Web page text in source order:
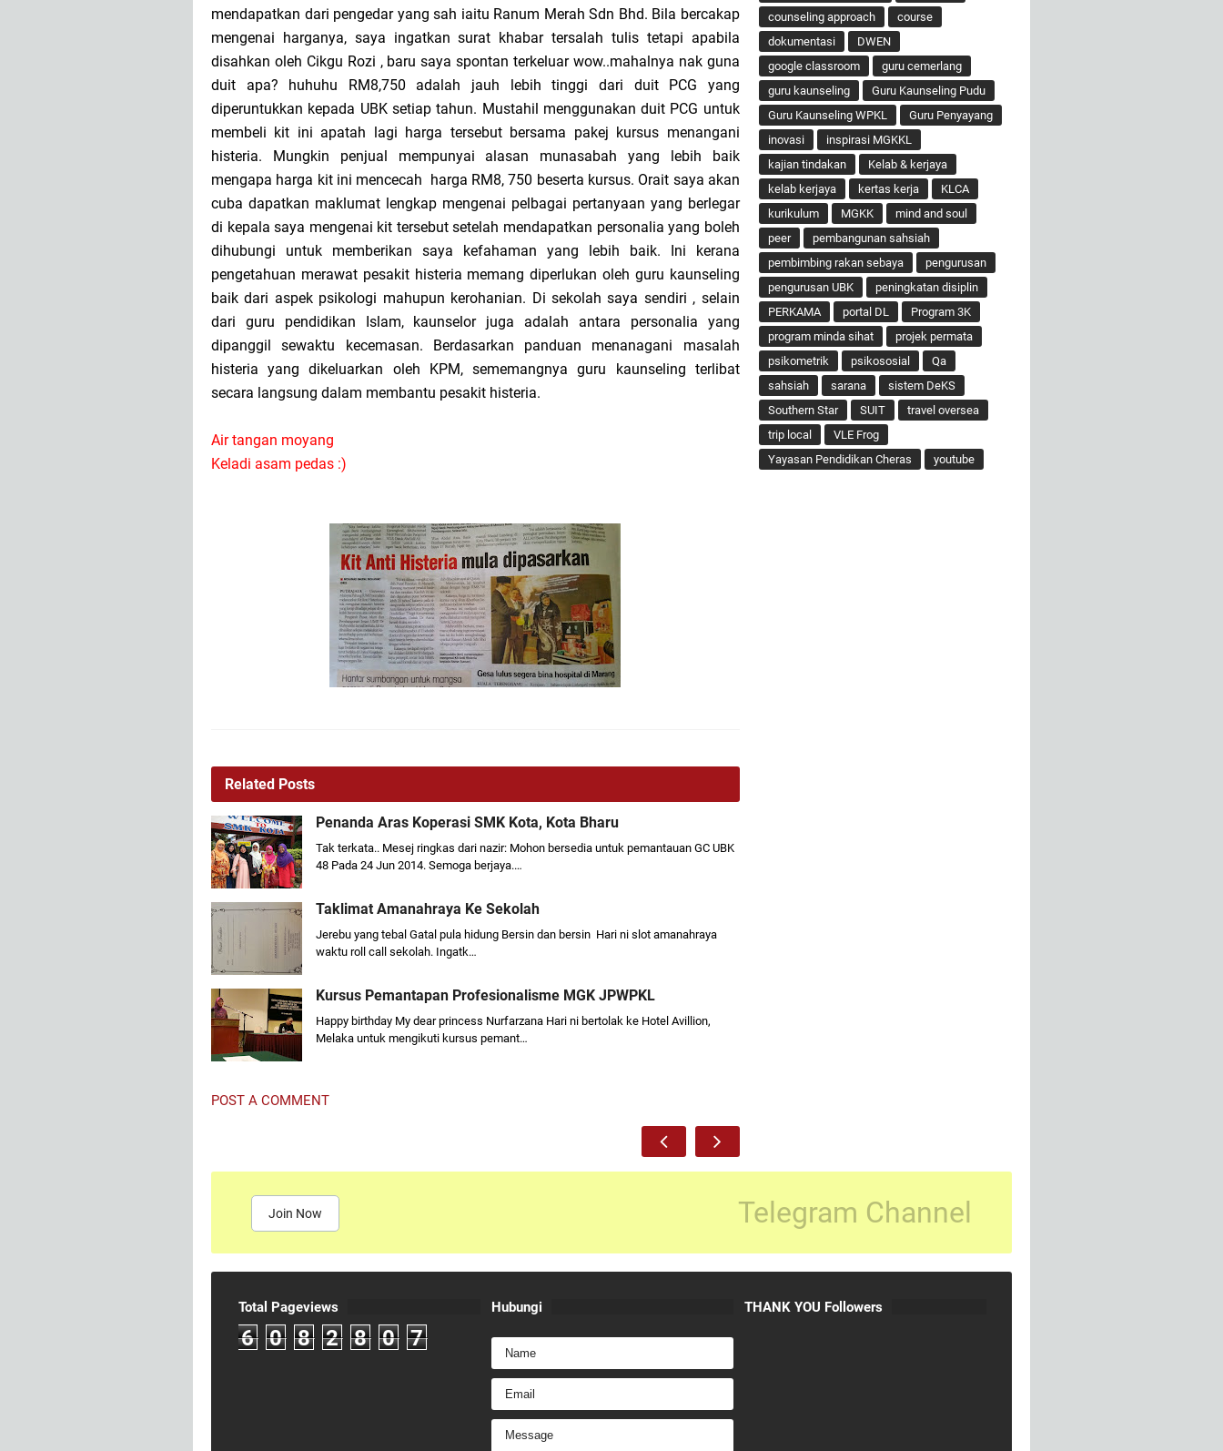
mendapatkan dari pengedar yang sah iaitu Ranum Merah Sdn Bhd. Bila bercakap
mengenai harganya, saya ingatkan surat khabar tersalah tulis tetapi apabila
disahkan oleh Cikgu Rozi , baru saya spontan terkeluar wow..mahalnya nak guna
duit apa? huhuhu RM8,750 adalah jauh lebih tinggi dari duit PCG yang
diperuntukkan kepada UBK setiap tahun. Mustahil menggunakan duit PCG untuk
membeli kit ini apatah lagi harga tersebut bersama pakej kursus menangani
histeria. Mungkin penjual mempunyai alasan munasabah yang lebih baik
mengapa harga kit ini mencecah harga RM8, 750 beserta kursus. Orait saya akan
cuba dapatkan maklumat lengkap mengenai pelbagai pertanyaan yang berlegar
di kepala saya mengenai kit tersebut setelah mendapatkan personalia yang boleh
dihubungi untuk memberikan saya kefahaman yang lebih baik. Ini kerana
pengetahuan merawat pesakit histeria memang diperlukan oleh guru kaunseling
baik dari aspek psikologi mahupun kerohanian. Di sekolah saya sendiri , selain
dari guru pendidikan Islam, kaunselor juga adalah antara personalia yang
dipanggil sewaktu kecemasan. Berdasarkan panduan menanagani masalah
histeria yang dikeluarkan oleh KPM, sememangnya guru kaunseling terlibat
secara langsung dalam membantu pesakit histeria.
Air tangan moyang
Keladi asam pedas :)
Related Posts
Penanda Aras Koperasi SMK Kota, Kota Bharu
Tak terkata.. Mesej ringkas dari nazir: Mohon bersedia untuk pemantauan GC UBK
48 Pada 24 Jun 2014. Semoga berjaya.…
Taklimat Amanahraya Ke Sekolah
Jerebu yang tebal Gatal pula hidung Bersin dan bersin Hari ni slot amanahraya
waktu roll call sekolah. Ingatk…
Kursus Pemantapan Profesionalisme MGK JPWPKL
Happy birthday My dear princess Nurfarzana Hari ni bertolak ke Hotel Avillion,
Melaka untuk mengikuti kursus pemant…
POST A COMMENT
counseling approach
course
dokumentasi
DWEN
google classroom
guru cemerlang
guru kaunseling
Guru Kaunseling Pudu
Guru Kaunseling WPKL
Guru Penyayang
inovasi
inspirasi MGKKL
kajian tindakan
Kelab & kerjaya
kelab kerjaya
kertas kerja
KLCA
kurikulum
MGKK
mind and soul
peer
pembangunan sahsiah
pembimbing rakan sebaya
pengurusan
pengurusan UBK
peningkatan disiplin
PERKAMA
portal DL
Program 3K
program minda sihat
projek permata
psikometrik
psikososial
Qa
sahsiah
sarana
sistem DeKS
Southern Star
SUIT
travel oversea
trip local
VLE Frog
Yayasan Pendidikan Cheras
youtube
Join Now Telegram Channel
Total Pageviews
6 0 8 2 8 0 7
Hubungi THANK YOU Followers